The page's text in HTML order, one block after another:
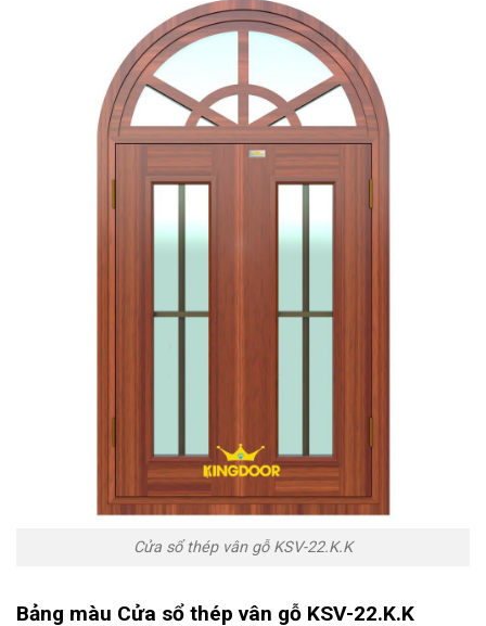
Cửa sổ thép vân gỗ KSV-22.K.K
Bảng màu Cửa sổ thép vân gỗ KSV-22.K.K